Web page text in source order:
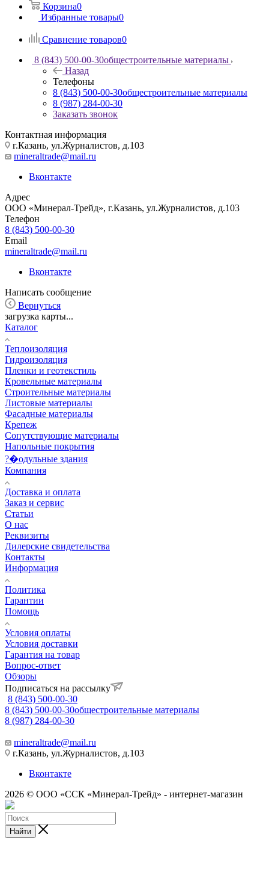
Корзина0
Избранные товары0
Сравнение товаров0
8 (843) 500-00-30общестроительные материалы
Назад
Телефоны
8 (843) 500-00-30общестроительные материалы
8 (987) 284-00-30
Заказать звонок
Контактная информация
г.Казань, ул.Журналистов, д.103
mineraltrade@mail.ru
Вконтакте
Адрес
ООО «Минерал-Трейд», г.Казань, ул.Журналистов, д.103
Телефон
8 (843) 500-00-30
Email
mineraltrade@mail.ru
Вконтакте
Написать сообщение
Вернуться
загрузка карты...
Каталог
Теплоизоляция
Гидроизоляция
Пленки и геотекстиль
Кровельные материалы
Строительные материалы
Листовые материалы
Фасадные материалы
Крепеж
Сопутствующие материалы
Напольные покрытия
?�одульные здания
Компания
Доставка и оплата
Заказ и сервис
Статьи
О нас
Реквизиты
Дилерские свидетельства
Контакты
Информация
Политика
Гарантии
Помощь
Условия оплаты
Условия доставки
Гарантия на товар
Вопрос-ответ
Обзоры
Подписаться на рассылку
8 (843) 500-00-30
8 (843) 500-00-30общестроительные материалы
8 (987) 284-00-30
mineraltrade@mail.ru
г.Казань, ул.Журналистов, д.103
Вконтакте
2026 © ООО «ССК «Минерал-Трейд» - интернет-магазин
Найти